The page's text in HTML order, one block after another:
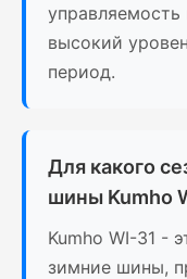
высокий
период.
Для какого
шины Kumho
Kumho WI-31 -
зимние шины,